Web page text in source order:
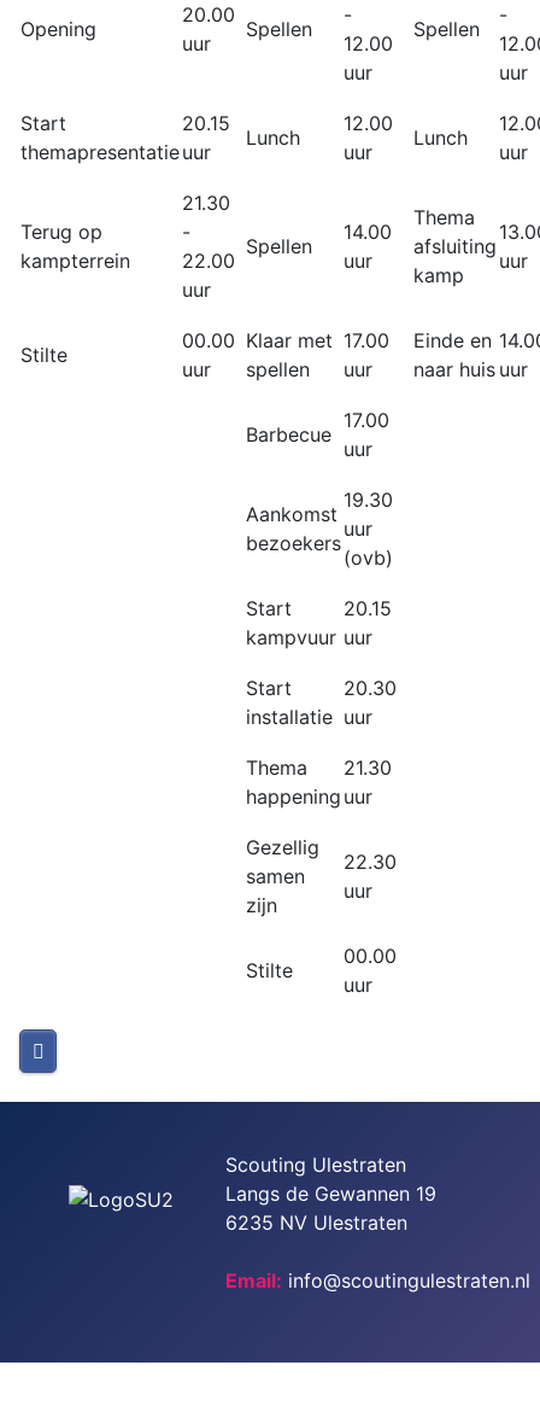
Opening
20.00
uur
Spellen
-
12.00
uur
Spellen
-
uur
Start
themapresentatie
20.15
uur
Lunch
12.00
uur
Lunch
uur
Terug op
kampterrein
21.30
-
22.00
uur
Spellen
14.00
uur
Thema
afsluiting
kamp
uur
Stilte
00.00
uur
Klaar met
spellen
17.00
uur
Einde en
naar huis uur
Barbecue
17.00
uur
Aankomst
bezoekers
19.30
uur
(ovb)
Start
kampvuur
20.15
uur
Start
installatie
20.30
uur
Thema
happening
21.30
uur
Gezellig
samen
zijn
22.30
uur
Stilte
00.00
uur
Scouting Ulestraten
Langs de Gewannen 19
6235 NV Ulestraten
Email: info@scoutingulestraten.nl